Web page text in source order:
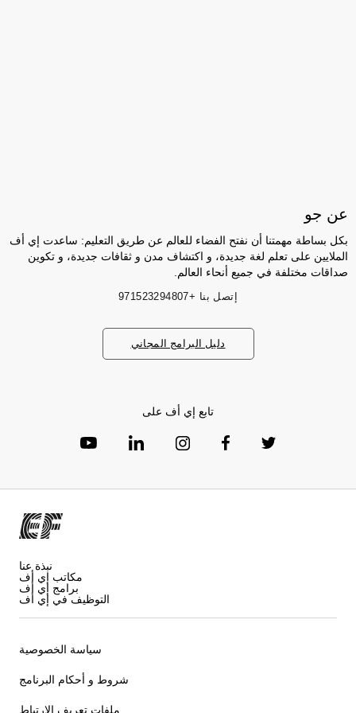
عن جو
بكل بساطة مهمتنا أن نفتح الفضاء للعالم عن طريق التعليم: ساعدت إي أف
الملايين على تعلم لغة جديدة، و اكتشاف مدن و ثقافات جديدة، و تكوين
صداقات مختلفة في جميع أنحاء العالم.
إتصل بنا +971523294807
دليل البرامج المجاني
تابع إي أف على
نبذة عنا
مكاتب إي أف
برامج إي أف
التوظيف في إي أف
سياسة الخصوصية
شروط و أحكام البرنامج
ملفات تعريف الارتباط